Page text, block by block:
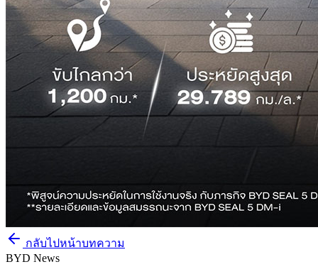
กลับไปหน้าบทความ
BYD News